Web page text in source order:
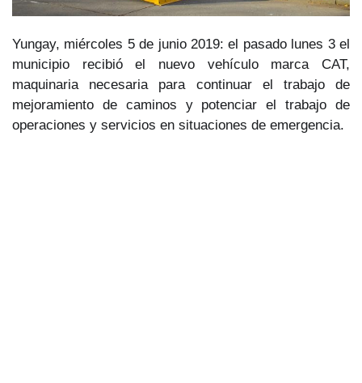
Yungay, miércoles 5 de junio 2019: el pasado lunes 3 el
municipio recibió el nuevo vehículo marca CAT,
maquinaria necesaria para continuar el trabajo de
mejoramiento de caminos y potenciar el trabajo de
operaciones y servicios en situaciones de emergencia.